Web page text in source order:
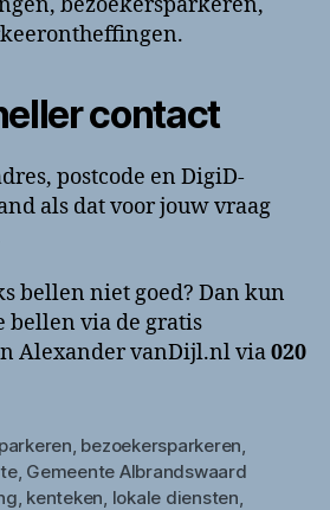
contact
postcode en DigiD-
als dat voor jouw vraag
bellen niet goed? Dan kun
bellen via de gratis
Alexander vanDijl.nl via020
bezoekersparkeren
, Gemeente Albrandswaard
kenteken lokale diensten